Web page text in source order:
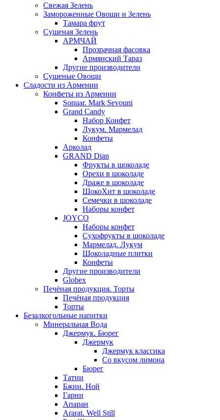
Свежая Зелень
Замороженные Овощи и Зелень
Тамара фрут
Сушеная Зелень
АРМЧАЙ
Прозрачная фасовка
Армянский Тараз
Другие производители
Сушеные Овощи
Сладости из Армении
Конфеты из Армении
Sonuar. Mark Sevouni
Grand Candy
Набор Конфет
Лукум. Мармелад
Конфеты
Арколад
GRAND Dian
Фрукты в шоколаде
Орехи в шоколаде
Драже в шоколаде
ШокоХит в шоколаде
Семечки в шоколаде
Наборы конфет
JOYCO
Наборы конфет
Сухофрукты в шоколаде
Мармелад. Лукум
Шоколадные плитки
Конфеты
Другие производители
Globex
Печёная продукция. Торты
Печёная продукция
Торты
Безалкогольные напитки
Минеральная Вода
Джермук. Бюрег
Джермук
Джермук классика
Со вкусом лимона
Бюрег
Татни
Бжни. Ной
Гарни
Апаран
Ararat. Well Still